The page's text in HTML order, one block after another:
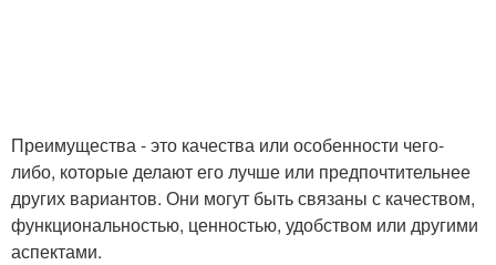
Преимущества - это качества или особенности чего-
либо, которые делают его лучше или предпочтительнее
других вариантов. Они могут быть связаны с качеством,
функциональностью, ценностью, удобством или другими
аспектами.